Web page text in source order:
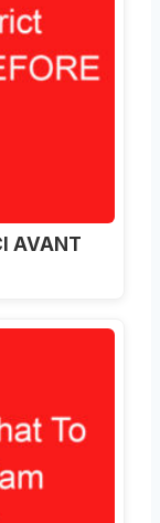
AVANT